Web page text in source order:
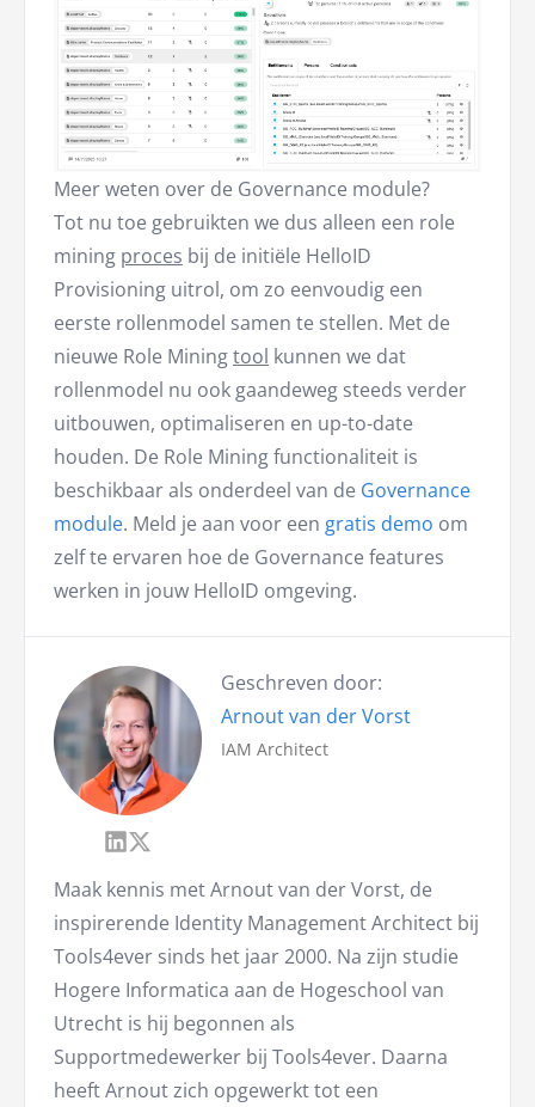
Meer weten over de Governance module?
Tot nu toe gebruikten we dus alleen een role
mining proces bij de initiële HelloID
Provisioning uitrol, om zo eenvoudig een
eerste rollenmodel samen te stellen. Met de
nieuwe Role Miningtool kunnen we dat
rollenmodel nu ook gaandeweg steeds verder
uitbouwen, optimaliseren en up-to-date
houden. De Role Mining functionaliteit is
beschikbaar als onderdeel van de Governance
module. Meld je aan voor een gratis demo om
zelf te ervaren hoe de Governance features
werken in jouw HelloID omgeving.
Geschreven door:
Arnout van der Vorst
IAM Architect
Maak kennis met Arnout van der Vorst, de
inspirerende Identity Management Architect bij
Tools4ever sinds het jaar 2000. Na zijn studie
Hogere Informatica aan de Hogeschool van
Utrecht is hij begonnen als
Supportmedewerker bij Tools4ever. Daarna
heeft Arnout zich opgewerkt tot een